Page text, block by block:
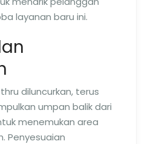
layanan baru ini.
diluncurkan, terus
umpan balik dari
menemukan area
Penyesuaian